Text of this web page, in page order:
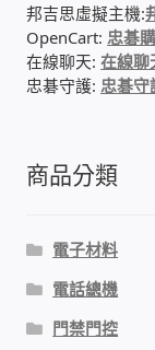
租屋維修、
智慧電錶、
DIY材料
邦吉思虛擬主機:
OpenCart: 忠碁
在線聊天:在線聊
忠碁守護: 忠碁守
商品分類
電子材料
電話總機
門禁門控